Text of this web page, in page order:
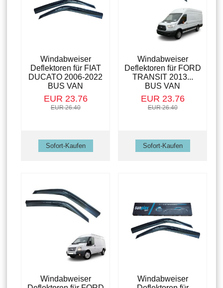
Windabweiser
Deflektoren für FIAT
DUCATO 2006-2022
BUS VAN
EUR 23.76
EUR 26.40
Windabweiser
Deflektoren für FORD
TRANSIT 2013...
BUS VAN
EUR 23.76
EUR 26.40
Windabweiser
Windabweiser